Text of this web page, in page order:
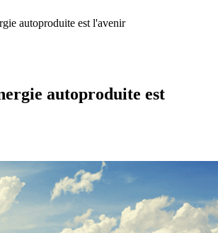
autoproduite est l'avenir
autoproduite est